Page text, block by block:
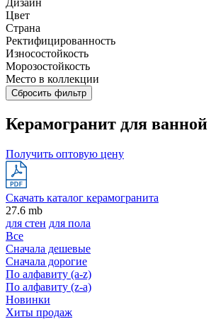
Дизайн
Цвет
Страна
Ректифицированность
Износостойкость
Морозостойкость
Место в коллекции
Сбросить фильтр
Керамогранит для ванной
Получить оптовую цену
Скачать каталог керамогранита
27.6 mb
для стен для пола
Все
Сначала дешевые
Сначала дорогие
По алфавиту (a-z)
По алфавиту (z-a)
Новинки
Хиты продаж